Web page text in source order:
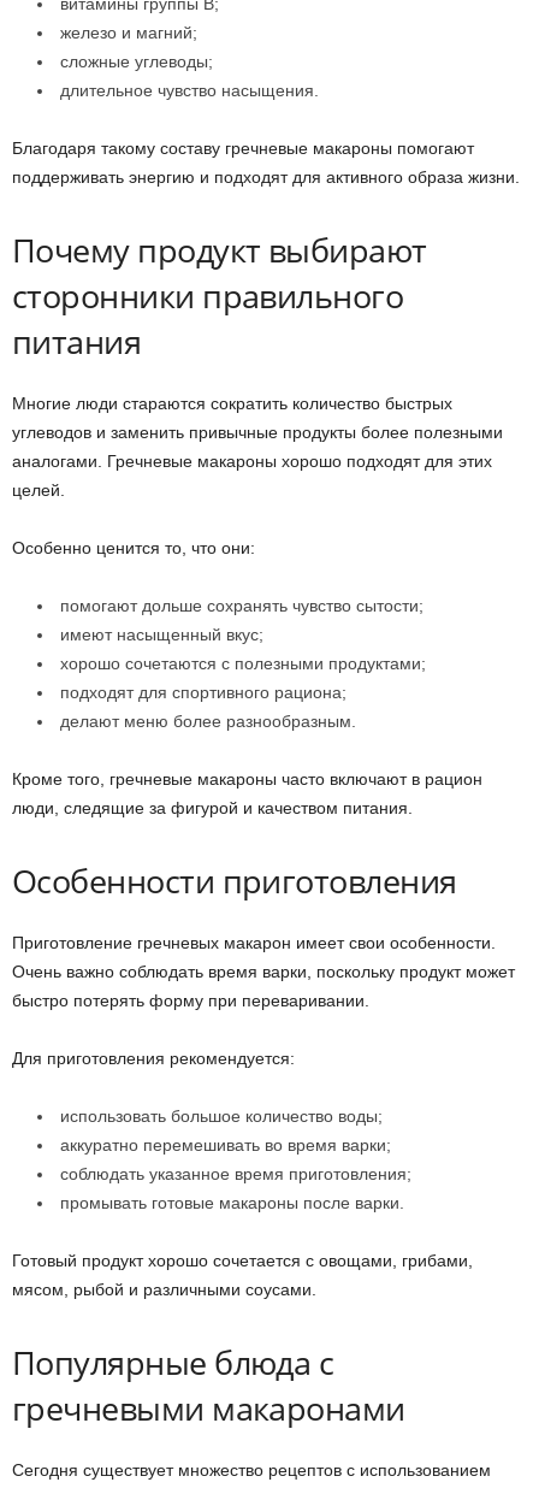
железо и магний;
сложные углеводы;
длительное чувство насыщения.
Благодаря такому составу гречневые макароны помогают
поддерживать энергию и подходят для активного образа жизни.
Почему продукт выбирают
сторонники правильного
питания
Многие люди стараются сократить количество быстрых
углеводов и заменить привычные продукты более полезными
аналогами. Гречневые макароны хорошо подходят для этих
целей.
Особенно ценится то, что они:
помогают дольше сохранять чувство сытости;
имеют насыщенный вкус;
хорошо сочетаются с полезными продуктами;
подходят для спортивного рациона;
делают меню более разнообразным.
Кроме того, гречневые макароны часто включают в рацион
люди, следящие за фигурой и качеством питания.
Особенности приготовления
Приготовление гречневых макарон имеет свои особенности.
Очень важно соблюдать время варки, поскольку продукт может
быстро потерять форму при переваривании.
Для приготовления рекомендуется:
использовать большое количество воды;
аккуратно перемешивать во время варки;
соблюдать указанное время приготовления;
промывать готовые макароны после варки.
Готовый продукт хорошо сочетается с овощами, грибами,
мясом, рыбой и различными соусами.
Популярные блюда с
гречневыми макаронами
Сегодня существует множество рецептов с использованием